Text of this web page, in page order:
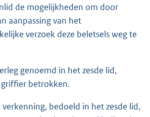
de mogelijkheden om door
aanpassing van het
verzoek deze beletsels weg te
genoemd in het zesde lid,
betrokken.
bedoeld in het zesde lid,